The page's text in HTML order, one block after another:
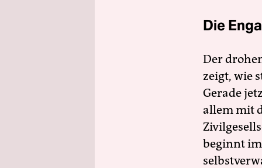
Die
Der
zeigt, wie
Gerade
allem mit
beginnt